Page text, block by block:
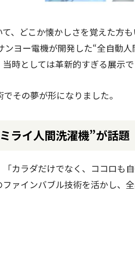
、どこか懐かしさを覚えた方
ヨー電機が開発した“全自動
時としては革新的すぎる展示で
でその夢が形になりました。
ライ人間洗濯機”が話題
カラダだけでなく、ココロも
ァインバブル技術を活かし、